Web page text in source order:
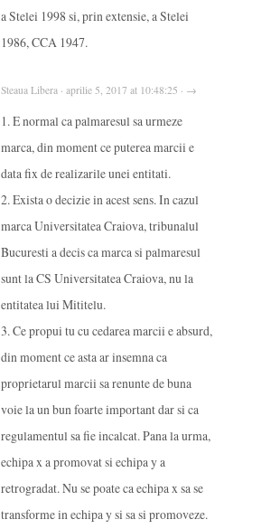
a Stelei 1998 si, prin extensie, a Stelei
1986, CCA 1947.
Steaua Libera · aprilie 5, 2017 at 10:48:25 · →
1. E normal ca palmaresul sa urmeze
marca, din moment ce puterea marcii e
data fix de realizarile unei entitati.
2. Exista o decizie in acest sens. In cazul
marca Universitatea Craiova, tribunalul
Bucuresti a decis ca marca si palmaresul
sunt la CS Universitatea Craiova, nu la
entitatea lui Mititelu.
3. Ce propui tu cu cedarea marcii e absurd,
din moment ce asta ar insemna ca
proprietarul marcii sa renunte de buna
voie la un bun foarte important dar si ca
regulamentul sa fie incalcat. Pana la urma,
echipa x a promovat si echipa y a
retrogradat. Nu se poate ca echipa x sa se
transforme in echipa y si sa si promoveze.